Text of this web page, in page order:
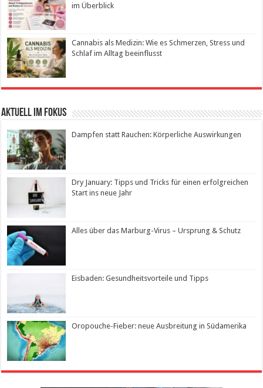
im Überblick
Cannabis als Medizin: Wie es Schmerzen, Stress und
Schlaf im Alltag beeinflusst
Aktuell im Fokus
Dampfen statt Rauchen: Körperliche Auswirkungen
Dry January: Tipps und Tricks für einen erfolgreichen
Start ins neue Jahr
Alles über das Marburg-Virus – Ursprung & Schutz
Eisbaden: Gesundheitsvorteile und Tipps
Oropouche-Fieber: neue Ausbreitung in Südamerika